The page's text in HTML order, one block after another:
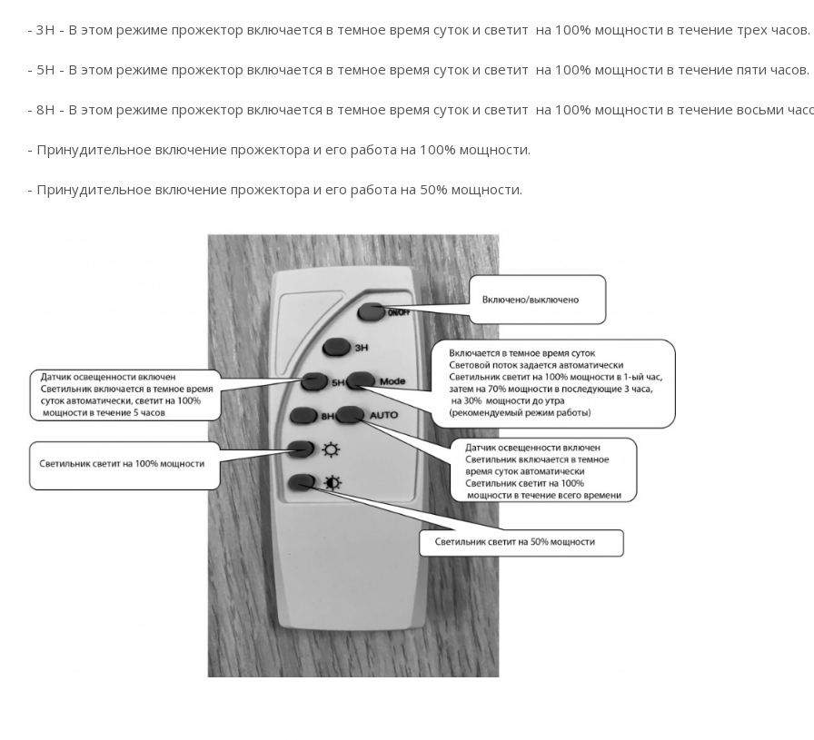
- 3Н - В этом режиме прожектор включается в темное время суток и светит на 100% мощности в течение трех часов.
- 5Н - В этом режиме прожектор включается в темное время суток и светит на 100% мощности в течение пяти часов.
- 8Н - В этом режиме прожектор включается в темное время суток и светит на 100% мощности в течение восьми
- Принудительное включение прожектора и его работа на 100% мощности.
- Принудительное включение прожектора и его работа на 50% мощности.